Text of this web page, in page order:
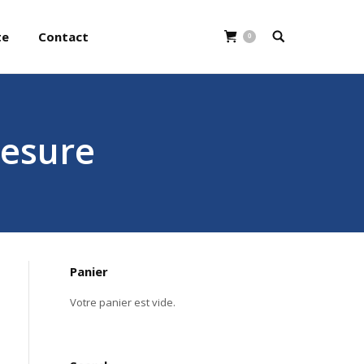
Contact 0
Panier
Votre panier est vide.